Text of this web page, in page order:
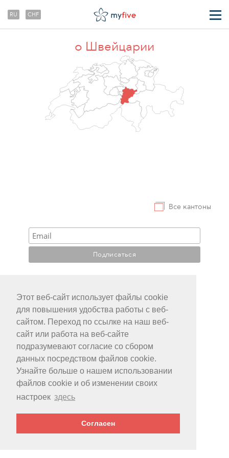
Этот веб-сайт использует файлы cookie
для повышения удобства работы с веб-
сайтом. Переход по ссылке на наш веб-
сайт или работа на веб-сайте
подразумевают согласие со сбором
данных посредством файлов cookie.
Узнайте больше о нашем использовании
файлов cookie и об изменении своих
настроек здесь
Согласен
RU CHF
о Швейцарии
Все кантоны
ДЛЯ АГЕНТСТВ
УСЛОВИЯ БРОНИРОВАНИЯ
ПРАВОВАЯ ИНФОРМАЦИЯ
ТРАНСФЕРЫ
О НАС